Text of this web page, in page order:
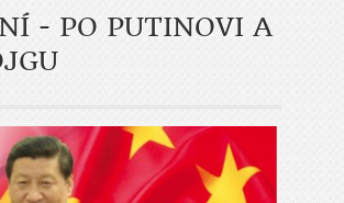
- PO PUTINOVI A